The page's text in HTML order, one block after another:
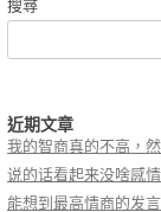
搜尋
近期文章
我的智商真的不高，
说的话看起来没啥感
能想到最高情商的发言